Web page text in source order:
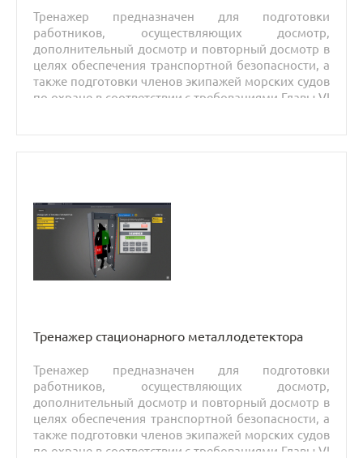
Тренажер предназначен для подготовки
работников, осуществляющих досмотр,
дополнительный досмотр и повторный досмотр в
целях обеспечения транспортной безопасности, а
также подготовки членов экипажей морских судов
по охране в соответствии с требованиями Главы VI
Тренажер стационарного металлодетектора
Тренажер предназначен для подготовки
работников, осуществляющих досмотр,
дополнительный досмотр и повторный досмотр в
целях обеспечения транспортной безопасности, а
также подготовки членов экипажей морских судов
по охране в соответствии с требованиями Главы VI